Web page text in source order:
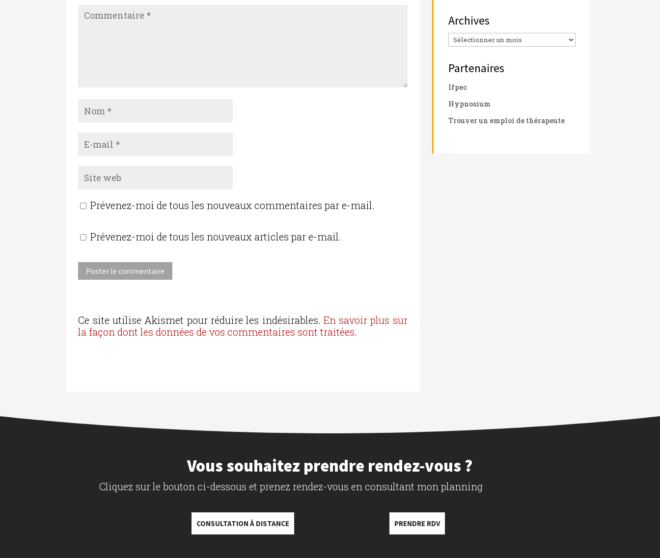
Prévenez-moi de tous les nouveaux commentaires par e-mail.
Prévenez-moi de tous les nouveaux articles par e-mail.
Ce site utilise Akismet pour réduire les indésirables. En savoir plus sur
la façon dont les données de vos commentaires sont traitées.
Archives
Archives
Partenaires
Ifpec
Hypnosium
Trouver un emploi de thérapeute
Vous souhaitez prendre rendez-vous ?
Cliquez sur le bouton ci-dessous et prenez rendez-vous en consultant mon planning
CONSULTATION À DISTANCE PRENDRE RDV